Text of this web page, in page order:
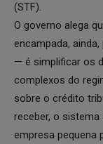
(STF).
O governo alega
encampada,
— é simplificar os
complexos do
sobre o crédito
receber, o
empresa pequena